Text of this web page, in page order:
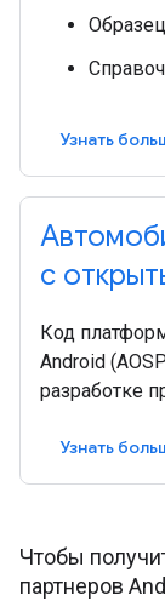
Узнать
с
Код
Android
разработке
Узнать
Чтобы
партнеров